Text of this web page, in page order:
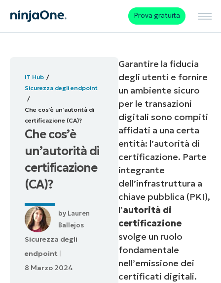
Prova gratuita
IT Hub
Sicurezza degli endpoint
Che cos’è un’autorità di
certificazione (CA)?
Che cos’è
un’autorità di
certificazione
(CA)?
byLauren
Ballejos
Sicurezza degli
endpoint
8 Marzo 2024
Garantire la fiducia
degli utenti e fornire
un ambiente sicuro
per le transazioni
digitali sono compiti
affidati a una certa
entità: l’autorità di
certificazione. Parte
integrante
dell’infrastruttura a
chiave pubblica (PKI),
l’autorità di
certificazione
svolge un ruolo
fondamentale
nell’emissione dei
certificati digitali.